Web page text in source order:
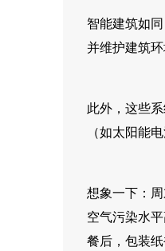
智能建筑如
并维护建筑
此外，这些
（如太阳能
想象一下：
空气污染水
餐后，包装